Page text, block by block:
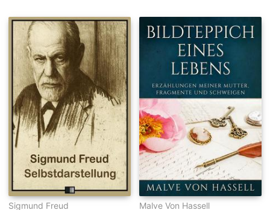
Sigmund Freud
Malve Von Hassell